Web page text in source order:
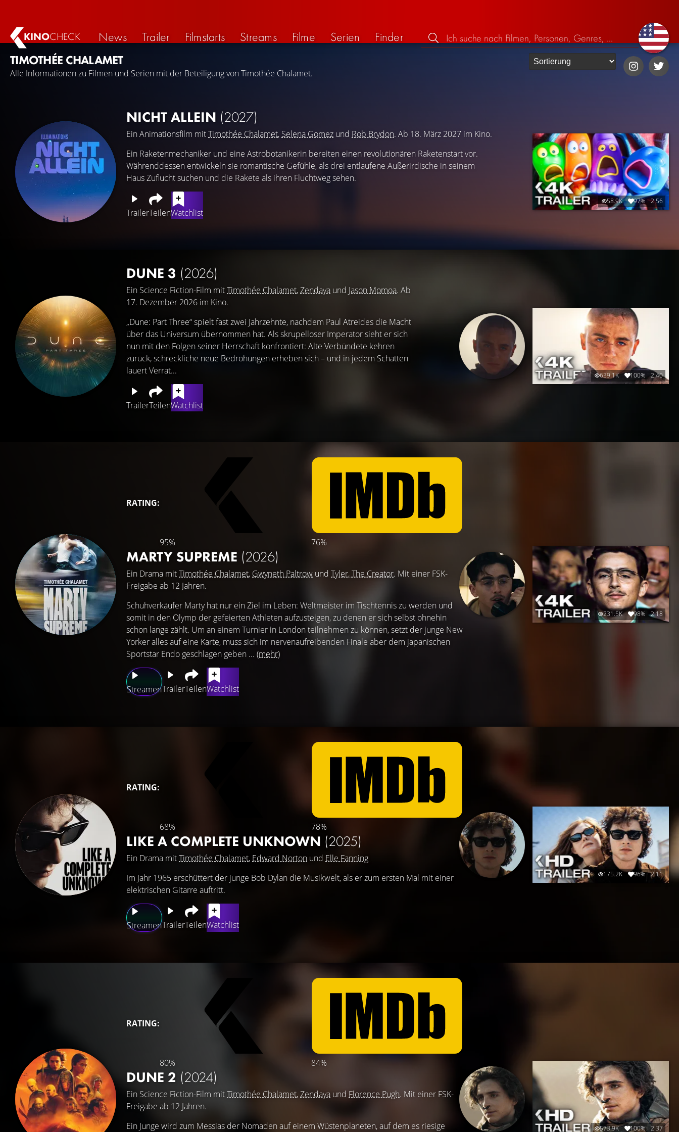
KINOCHECK News Trailer Filmstarts Streams Filme Serien
Finder
TIMOTHÉE CHALAMET
Alle Informationen zu Filmen und Serien mit der Beteiligung von Timothée Chalamet.
NICHT ALLEIN (2027)
Ein Animationsfilm mitTimothée Chalamet, Selena Gomez und Rob Brydon. Ab 18. März 2027 im Kino.
TrailerTeilenWatchlist
Ein Raketenmechaniker und eine Astrobotanikerin bereiten einen revolutionären Raketenstart vor.
Währenddessen entwickeln sie romantische Gefühle, als drei entlaufene Außerirdische in seinem
Haus Zuflucht suchen und die Rakete als ihren Fluchtweg sehen.
58.9K 97% 2:56
DUNE 3 (2026)
Ein Science Fiction-Film mitTimothée Chalamet,Zendaya und Jason Momoa. Ab
17. Dezember 2026 im Kino.
TrailerTeilenWatchlist
„Dune: Part Three“ spielt fast zwei Jahrzehnte, nachdem Paul Atreides die Macht
über das Universum übernommen hat. Als skrupelloser Imperator sieht er sich
nun mit den Folgen seiner Herrschaft konfrontiert: Alte Verbündete kehren
zurück, schreckliche neue Bedrohungen erheben sich – und in jedem Schatten
lauert Verrat...
639.1K 100% 2:40
RATING:
95% 76%
MARTY SUPREME (2026)
Ein Drama mitTimothée Chalamet, Gwyneth Paltrow und Tyler, The Creator. Mit einer FSK-
Freigabe ab 12 Jahren.
StreamenTrailerTeilenWatchlist
Schuhverkäufer Marty hat nur ein Ziel im Leben: Weltmeister im Tischtennis zu werden und
somit in den Olymp der gefeierten Athleten aufzusteigen, zu denen er sich selbst ohnehin
schon lange zählt. Um an einem Turnier in London teilnehmen zu können, setzt der junge New
Yorker alles auf eine Karte, muss sich im nervenaufreibenden Finale aber dem japanischen
Sportstar Endo geschlagen geben ... (mehr)
231.5K 98% 2:18
RATING:
68% 78%
LIKE A COMPLETE UNKNOWN (2025)
Ein Drama mitTimothée Chalamet, Edward Norton und Elle Fanning
StreamenTrailerTeilenWatchlist
Im Jahr 1965 erschüttert der junge Bob Dylan die Musikwelt, als er zum ersten Mal mit einer
elektrischen Gitarre auftritt.
175.2K 96% 2:11
RATING:
80% 84%
DUNE 2 (2024)
Ein Science Fiction-Film mitTimothée Chalamet,Zendaya und Florence Pugh. Mit einer FSK-
Freigabe ab 12 Jahren.
Ein Junge wird zum Messias der Nomaden auf einem Wüstenplaneten, auf dem es riesige
573.9K 100% 2:37